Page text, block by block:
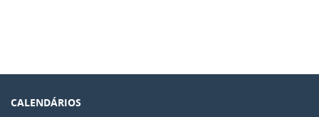
CALENDÁRIOS